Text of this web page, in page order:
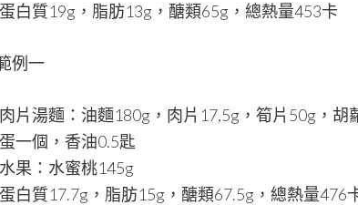
蛋白質19g，脂肪13g，醣類65g，總熱量453卡
例一
肉片湯麵：油麵180g，肉片17,5g，筍片50g，胡
蛋一個，香油0.5匙
水果：水蜜桃145g
蛋白質17.7g，脂肪15g，醣類67.5g，總熱量476